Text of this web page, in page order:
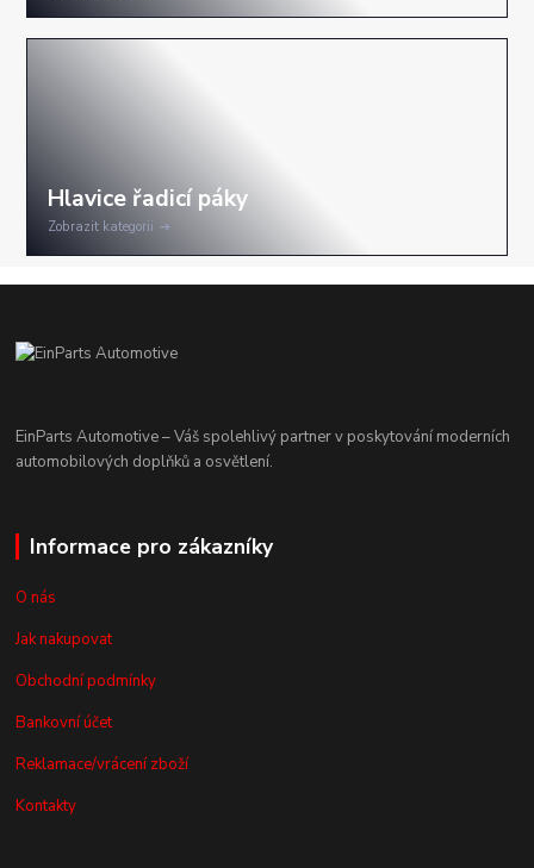
Zobrazit kategorii
EinParts Automotive – Váš spolehlivý partner v poskytování moderních
automobilových doplňků a osvětlení.
Informace pro zákazníky
O nás
Jak nakupovat
Obchodní podmínky
Bankovní účet
Reklamace/vrácení zboží
Kontakty